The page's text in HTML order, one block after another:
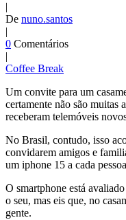
|
De nuno.santos
|
0 Comentários
|
Coffee Break
Um convite para um
certamente não são muitas
receberam telemóveis
No Brasil, contudo, isso
convidarem amigos e
um iphone 15 a cada
O smartphone está
o seu, mas eis que, no
gente.